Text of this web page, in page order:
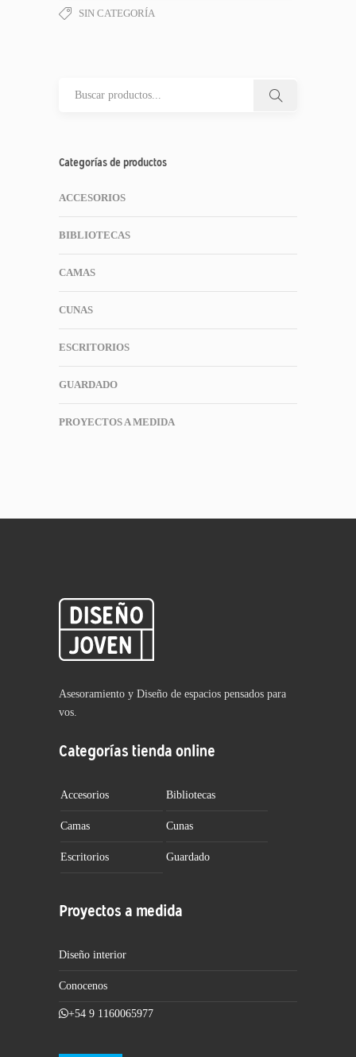
SIN CATEGORÍA
Categorías de productos
ACCESORIOS
BIBLIOTECAS
CAMAS
CUNAS
ESCRITORIOS
GUARDADO
PROYECTOS A MEDIDA
Asesoramiento y Diseño de espacios pensados para
vos.
Categorías tienda online
Accesorios Bibliotecas
Camas Cunas
Escritorios Guardado
Proyectos a medida
Diseño interior
Conocenos
+54 9 1160065977